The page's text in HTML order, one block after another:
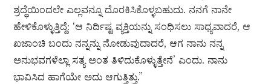
ಶ್ರದ್ಧೆಯಿಂದಲೇ ಎಲ್ಲವನ್ನೂ ದೊರಕಿಸಿಕೊಳ್ಳಬಹುದು. ನನಗೆ ನಾನೇ
ಹೇಳಿಕೊಳ್ಳುತ್ತಿದ್ದೆ: ‘ಆ ನಿರ್ದಿಷ್ಟ ವ್ಯಕ್ತಿಯನ್ನು ಸಂಧಿಸಲು ಸಾಧ್ಯವಾದರೆ, ಆ
ಖಜಾಂಚಿ ಬಂದು ನನ್ನನ್ನು ನೋಡುವುದಾದರೆ, ಆಗ ನಾನು ನನ್ನ
ಅನುಭವಗಳೆಲ್ಲಾ ಸತ್ಯ ಅಂತ ತಿಳಿದುಕೊಳ್ಳುತ್ತೇನೆ’ ಎಂದು. ನಾನು
ಭಾವಿಸಿದ ಹಾಗೆಯೇ ಅದು ಆಗುತ್ತಿತ್ತು.”